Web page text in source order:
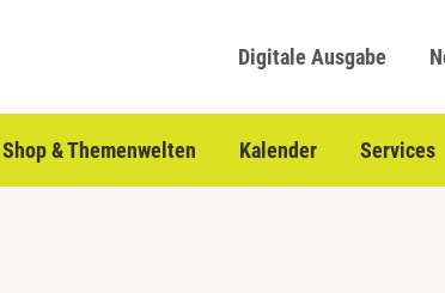
Digitale Ausgabe
Shop & Themenwelten Kalender Services